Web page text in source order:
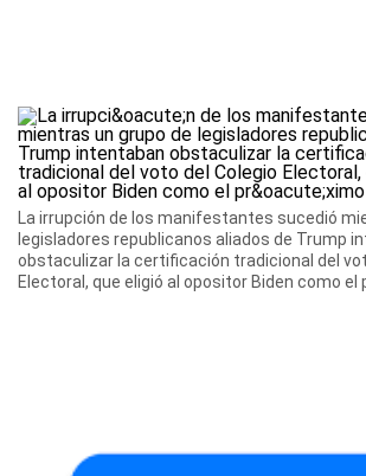
La irrupción de los manifestantes sucedió
legisladores republicanos aliados de Trump
obstaculizar la certificación tradicional del
Electoral, que eligió al opositor Biden como el